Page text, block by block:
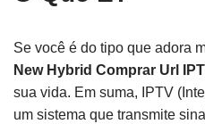
Se você é do tipo que adora
New Hybrid Comprar Url
sua vida. Em suma, IPTV
um sistema que transmite